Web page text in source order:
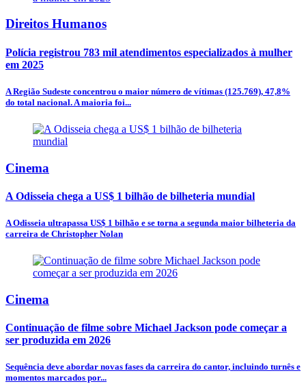
Direitos Humanos
Polícia registrou 783 mil atendimentos especializados à mulher
em 2025
A Região Sudeste concentrou o maior número de vítimas (125.769), 47,8%
do total nacional. A maioria foi...
Cinema
A Odisseia chega a US$ 1 bilhão de bilheteria mundial
A Odisseia ultrapassa US$ 1 bilhão e se torna a segunda maior bilheteria da
carreira de Christopher Nolan
Cinema
Continuação de filme sobre Michael Jackson pode começar a
ser produzida em 2026
Sequência deve abordar novas fases da carreira do cantor, incluindo turnês e
momentos marcados por...